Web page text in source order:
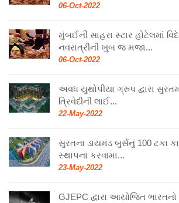
06-Oct-2022
મુંબઈની સાહરા સ્ટાર હોટેલમાં
નવરાત્રીની ખુબ જ મજા...
06-Oct-2022
અવધ યુથોપીયા ગ્રુપ દ્વારા
ત્રિવેદીની લાઈ...
22-May-2022
સુરતના ડાયમંડ બુર્સનું 100 ટકા
સ્થાપના કરવામા...
23-May-2022
GJEPC દ્વારા આયોજિત